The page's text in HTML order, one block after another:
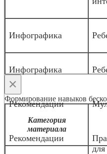
Инфографика
Инфографика
Рекомендации
Рекомендации
×
Формирование навыков
Категория
материала